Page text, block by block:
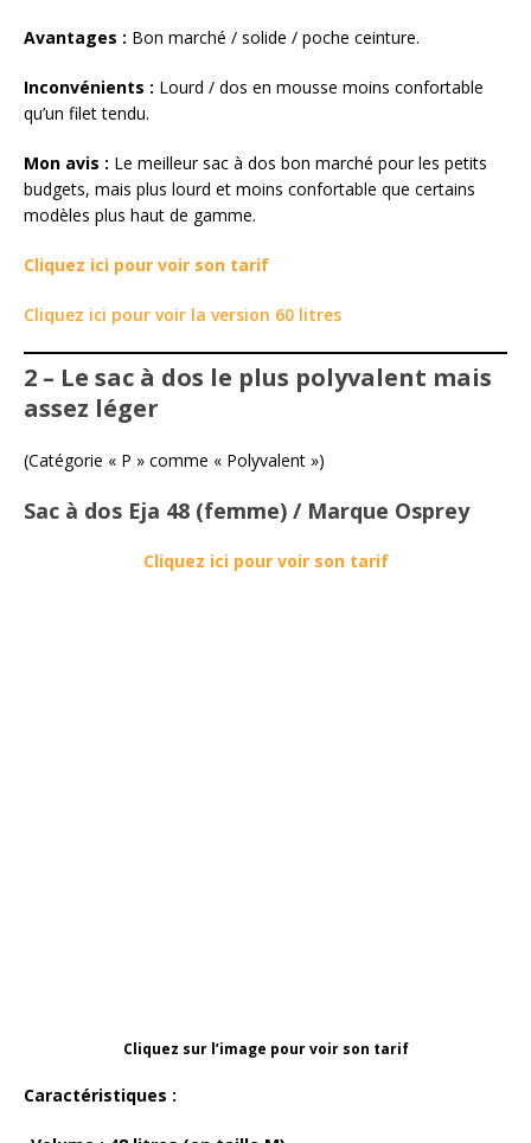
Avantages : Bon marché / solide / poche ceinture.
Inconvénients : Lourd / dos en mousse moins confortable
qu’un filet tendu.
Mon avis : Le meilleur sac à dos bon marché pour les petits
budgets, mais plus lourd et moins confortable que certains
modèles plus haut de gamme.
Cliquez ici pour voir son tarif
Cliquez ici pour voir la version 60 litres
2 – Le sac à dos le plus polyvalent mais
assez léger
(Catégorie « P » comme « Polyvalent »)
Sac à dos Eja 48 (femme) / Marque Osprey
Cliquez ici pour voir son tarif
Cliquez sur l’image pour voir son tarif
Caractéristiques :